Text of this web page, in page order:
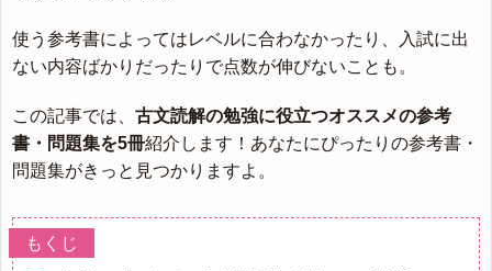
使う参考書によってはレベルに合わなかったり、入試に出
ない内容ばかりだったりで点数が伸びないことも。
この記事では、 古文読解の勉強に役立つオススメの参考
書・問題集を5冊紹介します！あなたにぴったりの参考書・
問題集がきっと見つかりますよ。